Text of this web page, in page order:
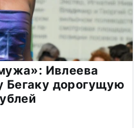
Ивлеева
Бегаку дорогущую